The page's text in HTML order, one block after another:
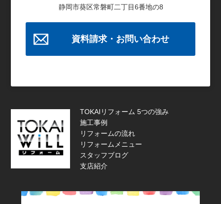
静岡市葵区常磐町二丁目6番地の8
資料請求・お問い合わせ
TOKAIリフォーム 5つの強み
施工事例
リフォームの流れ
リフォームメニュー
スタッフブログ
支店紹介